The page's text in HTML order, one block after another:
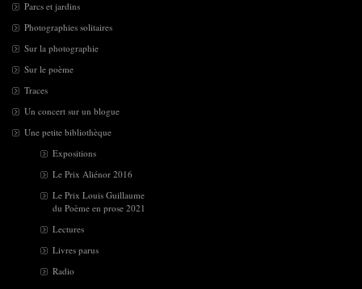
Parcs et jardins
Photographies solitaires
Sur la photographie
Sur le poème
Traces
Un concert sur un blogue
Une petite bibliothèque
Expositions
Le Prix Aliénor 2016
Le Prix Louis Guillaume
du Poème en prose 2021
Lectures
Livres parus
Radio